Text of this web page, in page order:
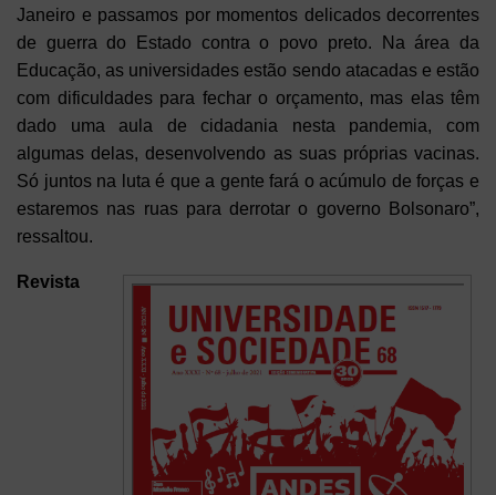
Janeiro e passamos por momentos delicados decorrentes
de guerra do Estado contra o povo preto. Na área da
Educação, as universidades estão sendo atacadas e estão
com dificuldades para fechar o orçamento, mas elas têm
dado uma aula de cidadania nesta pandemia, com
algumas delas, desenvolvendo as suas próprias vacinas.
Só juntos na luta é que a gente fará o acúmulo de forças e
estaremos nas ruas para derrotar o governo Bolsonaro”,
ressaltou.
Revista